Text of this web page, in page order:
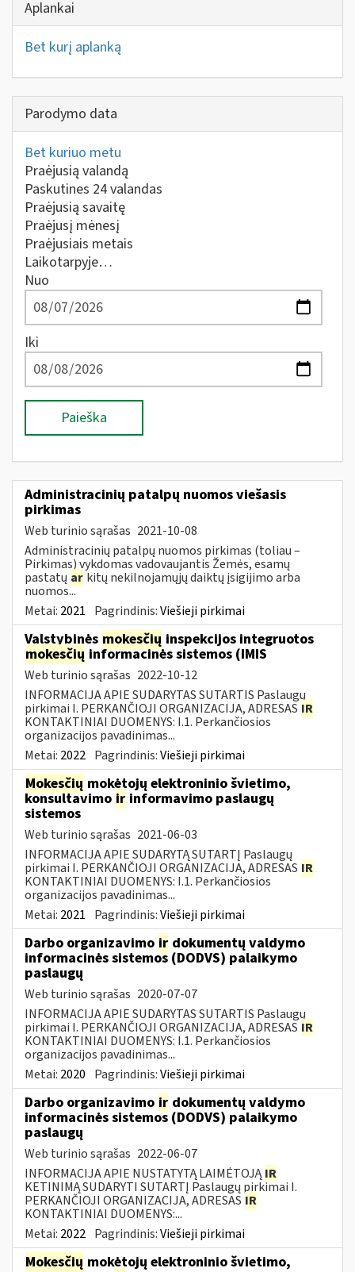
Aplankai
Bet kurį aplanką
Parodymo data
Bet kuriuo metu
Praėjusią valandą
Paskutines 24 valandas
Praėjusią savaitę
Praėjusį mėnesį
Praėjusiais metais
Laikotarpyje…
Nuo
Iki
Paieška
Administracinių patalpų nuomos viešasis
pirkimas
Web turinio sąrašas 2021-10-08
Administracinių patalpų nuomos pirkimas (toliau –
Pirkimas) vykdomas vadovaujantis Žemės, esamų
pastatų ar kitų nekilnojamųjų daiktų įsigijimo arba
nuomos...
Metai: 2021 Pagrindinis:Viešieji pirkimai
Valstybinės mokesčių inspekcijos integruotos
mokesčių informacinės sistemos (IMIS
Web turinio sąrašas 2022-10-12
INFORMACIJA APIE SUDARYTAS SUTARTIS Paslaugų
pirkimai I. PERKANČIOJI ORGANIZACIJA, ADRESAS IR
KONTAKTINIAI DUOMENYS: I.1. Perkančiosios
organizacijos pavadinimas...
Metai: 2022 Pagrindinis:Viešieji pirkimai
Mokesčių mokėtojų elektroninio švietimo,
konsultavimo ir informavimo paslaugų
sistemos
Web turinio sąrašas 2021-06-03
INFORMACIJA APIE SUDARYTĄ SUTARTĮ Paslaugų
pirkimai I. PERKANČIOJI ORGANIZACIJA, ADRESAS IR
KONTAKTINIAI DUOMENYS: I.1. Perkančiosios
organizacijos pavadinimas...
Metai: 2021 Pagrindinis:Viešieji pirkimai
Darbo organizavimo ir dokumentų valdymo
informacinės sistemos (DODVS) palaikymo
paslaugų
Web turinio sąrašas 2020-07-07
INFORMACIJA APIE SUDARYTAS SUTARTIS Paslaugų
pirkimai I. PERKANČIOJI ORGANIZACIJA, ADRESAS IR
KONTAKTINIAI DUOMENYS: I.1. Perkančiosios
organizacijos pavadinimas...
Metai: 2020 Pagrindinis:Viešieji pirkimai
Darbo organizavimo ir dokumentų valdymo
informacinės sistemos (DODVS) palaikymo
paslaugų
Web turinio sąrašas 2022-06-07
INFORMACIJA APIE NUSTATYTĄ LAIMĖTOJĄIR
KETINIMĄ SUDARYTI SUTARTĮ Paslaugų pirkimai I.
PERKANČIOJI ORGANIZACIJA, ADRESAS IR
KONTAKTINIAI DUOMENYS:...
Metai: 2022 Pagrindinis:Viešieji pirkimai
Mokesčių mokėtojų elektroninio švietimo,